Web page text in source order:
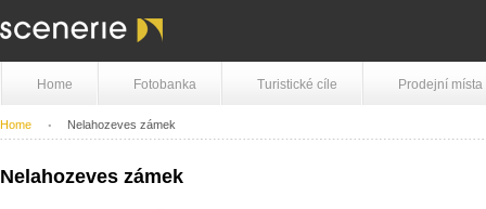
Home Fotobanka Turistické cíle Prodejní místa
Home Nelahozeves zámek
Nelahozeves zámek